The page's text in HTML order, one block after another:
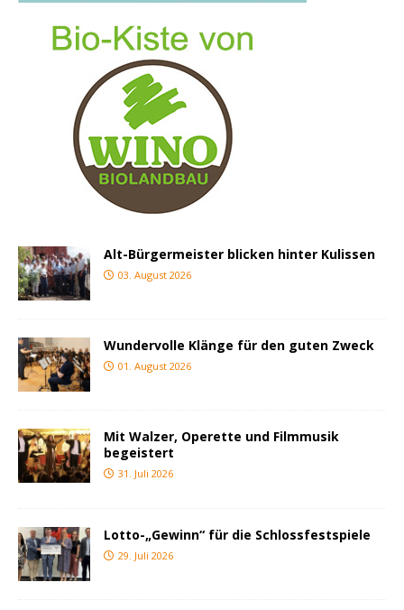
Alt-Bürgermeister blicken hinter Kulissen
03. August 2026
Wundervolle Klänge für den guten Zweck
01. August 2026
Mit Walzer, Operette und Filmmusik
begeistert
31. Juli 2026
Lotto-„Gewinn“ für die Schlossfestspiele
29. Juli 2026